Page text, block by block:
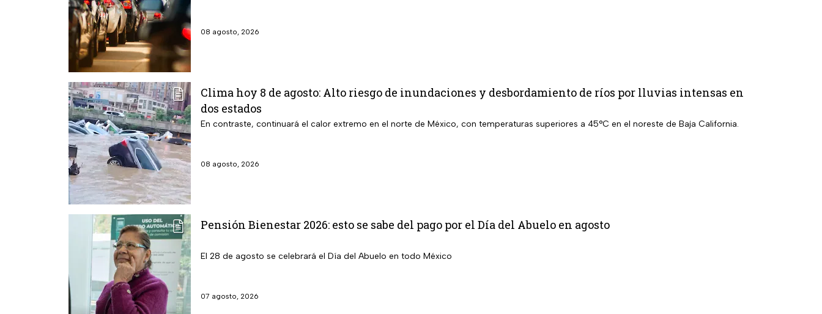
08 agosto, 2026
Clima hoy 8 de agosto: Alto riesgo de inundaciones y desbordamiento de ríos por lluvias intensas en
dos estados
En contraste, continuará el calor extremo en el norte de México, con temperaturas superiores a 45°C en el noreste de Baja California.
08 agosto, 2026
Pensión Bienestar 2026: esto se sabe del pago por el Día del Abuelo en agosto
El 28 de agosto se celebrará el Día del Abuelo en todo México
07 agosto, 2026